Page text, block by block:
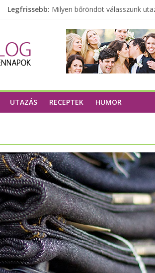
Legfrissebb: Milyen bőröndöt válasszunk
Tartalék ajándék, amit
Különleges tömörfa ládák
A zöld forradalom: A mosó-
UTAZÁS RECEPTEK HUMOR